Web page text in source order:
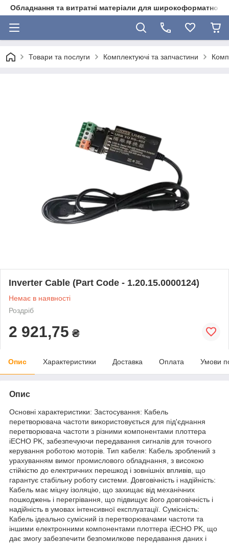
Обладнання та витратні матеріали для широкоформатного
Товари та послуги Комплектуючі та запчастини
Inverter Cable (Part Code - 1.20.15.0000124)
Немає в наявності
Роздріб
2 921,75 ₴
Опис Характеристики Доставка Оплата Умови
Опис
Основні характеристики: Застосування: Кабель
перетворювача частоти використовується для під'єднання
перетворювача частоти з різними компонентами плоттера
iECHO PK, забезпечуючи передавання сигналів для точного
керування роботою моторів. Тип кабеля: Кабель зроблений з
урахуванням вимог промислового обладнання, з високою
стійкістю до електричних перешкод і зовнішніх впливів, що
гарантує стабільну роботу системи. Довговічність і надійність:
Кабель має міцну ізоляцію, що захищає від механічних
пошкоджень і перегрівання, що підвищує його довговічність і
надійність в умовах інтенсивної експлуатації. Сумісність:
Кабель ідеально сумісний із перетворювачами частоти та
іншими електронними компонентами плоттера iECHO PK, що
дає змогу забезпечити безпомилкове передавання даних і